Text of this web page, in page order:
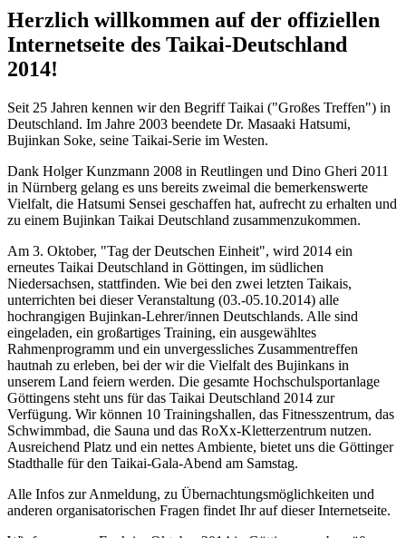
Herzlich willkommen auf der offiziellen
Internetseite des Taikai-Deutschland
2014!
Seit 25 Jahren kennen wir den Begriff Taikai ("Großes Treffen") in
Deutschland. Im Jahre 2003 beendete Dr. Masaaki Hatsumi,
Bujinkan Soke, seine Taikai-Serie im Westen.
Dank Holger Kunzmann 2008 in Reutlingen und Dino Gheri 2011
in Nürnberg gelang es uns bereits zweimal die bemerkenswerte
Vielfalt, die Hatsumi Sensei geschaffen hat, aufrecht zu erhalten und
zu einem Bujinkan Taikai Deutschland zusammenzukommen.
Am 3. Oktober, "Tag der Deutschen Einheit", wird 2014 ein
erneutes Taikai Deutschland in Göttingen, im südlichen
Niedersachsen, stattfinden. Wie bei den zwei letzten Taikais,
unterrichten bei dieser Veranstaltung (03.-05.10.2014) alle
hochrangigen Bujinkan-Lehrer/innen Deutschlands. Alle sind
eingeladen, ein großartiges Training, ein ausgewähltes
Rahmenprogramm und ein unvergessliches Zusammentreffen
hautnah zu erleben, bei der wir die Vielfalt des Bujinkans in
unserem Land feiern werden. Die gesamte Hochschulsportanlage
Göttingens steht uns für das Taikai Deutschland 2014 zur
Verfügung. Wir können 10 Trainingshallen, das Fitnesszentrum, das
Schwimmbad, die Sauna und das RoXx-Kletterzentrum nutzen.
Ausreichend Platz und ein nettes Ambiente, bietet uns die Göttinger
Stadthalle für den Taikai-Gala-Abend am Samstag.
Alle Infos zur Anmeldung, zu Übernachtungsmöglichkeiten und
anderen organisatorischen Fragen findet Ihr auf dieser Internetseite.